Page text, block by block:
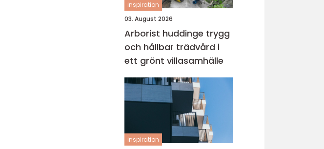
inspiration
03. August 2026
Arborist huddinge trygg
och hållbar trädvård i
ett grönt villasamhälle
inspiration